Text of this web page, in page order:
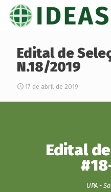
Edital de
N.18/2019
17 de abril de 2019
Edital
UPA -